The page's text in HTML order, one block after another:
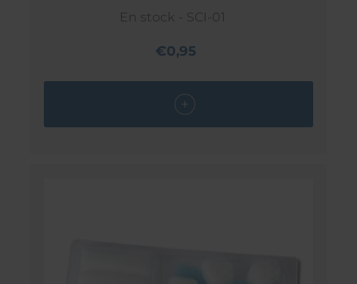
En stock - SCI-01
€0,95